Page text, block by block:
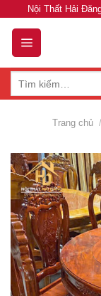
content
Nội Thất Hải
Trang chủ /